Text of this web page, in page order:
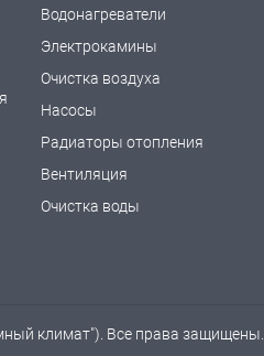
Водонагреватели
Электрокамины
Очистка воздуха
Насосы
Радиаторы отопления
Вентиляция
Очистка воды
климат"). Все права защищены.